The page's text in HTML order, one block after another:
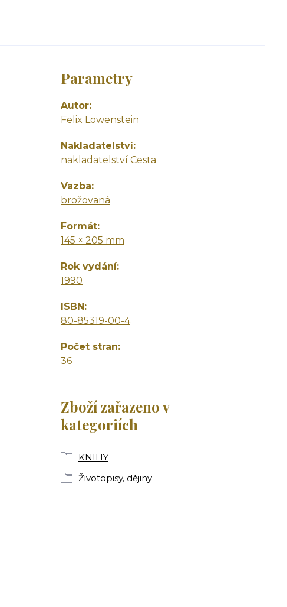
Parametry
Autor
Felix Löwenstein
Nakladatelství
nakladatelství Cesta
Vazba
brožovaná
Formát
145 × 205 mm
Rok vydání
1990
ISBN
80-85319-00-4
Počet stran
36
Zboží zařazeno v
kategoriích
KNIHY
Životopisy, dějiny